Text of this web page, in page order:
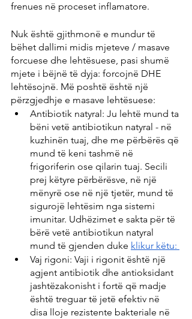
frenues në proceset inflamatore.
Nuk është gjithmonë e mundur të
bëhet dallimi midis mjeteve / masave
forcuese dhe lehtësuese, pasi shumë
mjete i bëjnë të dyja: forcojnë DHE
lehtësojnë. Më poshtë është një
përzgjedhje e masave lehtësuese:
Antibiotik natyral: Ju lehtë mund ta
bëni vetë antibiotikun natyral - në
kuzhinën tuaj, dhe me përbërës që
mund të keni tashmë në
frigoriferin ose qilarin tuaj. Secili
prej këtyre përbërësve, në një
mënyrë ose në një tjetër, mund të
sigurojë lehtësim nga sistemi
imunitar. Udhëzimet e sakta për të
bërë vetë antibiotikun natyral
mund të gjenden duke klikur këtu:
Vaj rigoni: Vaji i rigonit është një
agjent antibiotik dhe antioksidant
jashtëzakonisht i fortë që madje
është treguar të jetë efektiv në
disa lloje rezistente bakteriale në